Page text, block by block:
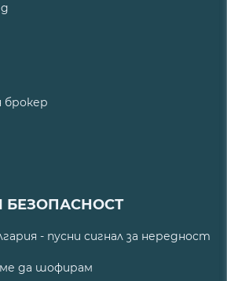
брокер
БЕЗОПАСНОСТ
- пусни сигнал за нередност
ме да шофирам